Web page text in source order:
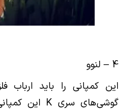
4 – لنوو
این کمپانی را باید ارباب
گوشی‌های سری K این